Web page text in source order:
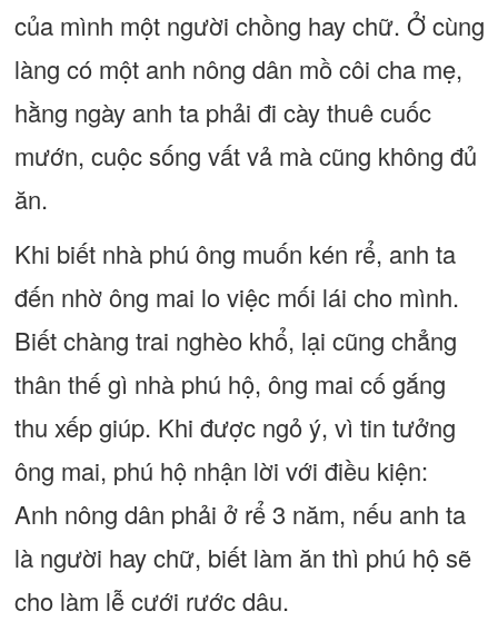
của mình một người chồng hay chữ. Ở cùng
làng có một anh nông dân mồ côi cha mẹ,
hằng ngày anh ta phải đi cày thuê cuốc
mướn, cuộc sống vất vả mà cũng không đủ
ăn.
Khi biết nhà phú ông muốn kén rể, anh ta
đến nhờ ông mai lo việc mối lái cho mình.
Biết chàng trai nghèo khổ, lại cũng chẳng
thân thế gì nhà phú hộ, ông mai cố gắng
thu xếp giúp. Khi được ngỏ ý, vì tin tưởng
ông mai, phú hộ nhận lời với điều kiện:
Anh nông dân phải ở rể 3 năm, nếu anh ta
là người hay chữ, biết làm ăn thì phú hộ sẽ
cho làm lễ cưới rước dâu.